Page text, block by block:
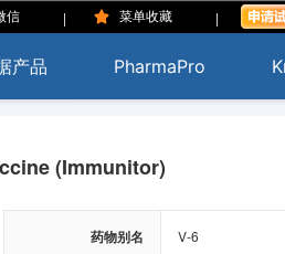
信 | 菜单收藏 |
产品 PharmaPro
(Immunitor)
药物别名 V-6